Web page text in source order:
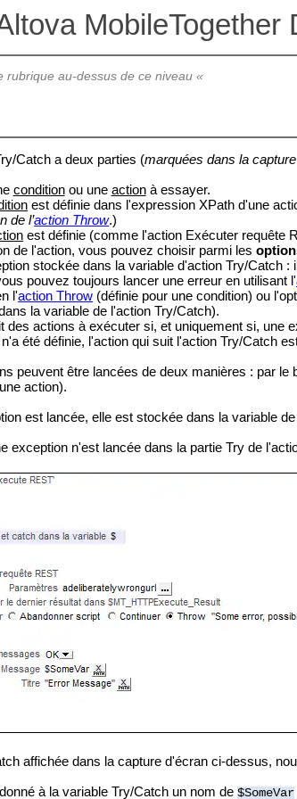
MobileTogether
rubrique au-dessus de ce niveau «
Catch a deux parties (marquées dans la
conditionou une actionà essayer.
est définie dans l'expression XPath d'une
de l’action Throw.)
est définie (comme l'action Exécuter requête
de l'action, vous pouvez choisir parmi les
stockée dans la variable d'action Try/Catch :
pouvez toujours lancer une erreur en utilisant l'
l'action Throw (définie pour une condition) ou
la variable de l'action Try/Catch).
des actions à exécuter si, et uniquement si, une
été définie, l'action qui suit l'action Try/Catch
peuvent être lancées de deux manières : par le
action).
est lancée, elle est stockée dans la variable
exception n'est lancée dans la partie Try de
affichée dans la capture d'écran ci-dessus,
à la variable Try/Catch un nom de $SomeVar